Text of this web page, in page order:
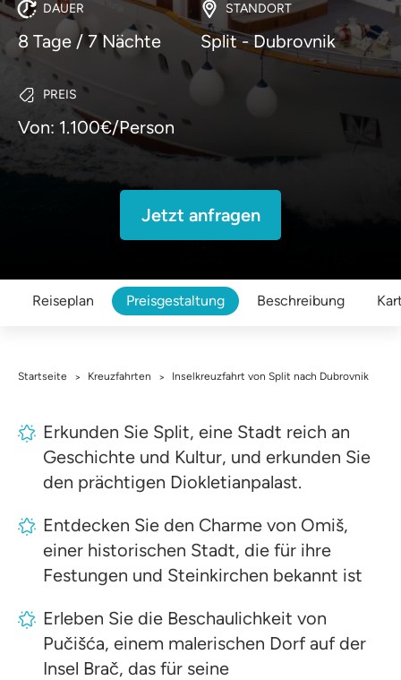
DAUER
8 Tage / 7 Nächte
STANDORT
Split - Dubrovnik
PREIS
Von: 1.100€/Person
Jetzt anfragen
Reiseplan Preisgestaltung Beschreibung
Startseite > Kreuzfahrten > Inselkreuzfahrt von Split nach Dubrovnik
Erkunden Sie Split, eine Stadt reich an
Geschichte und Kultur, und erkunden Sie
den prächtigen Diokletianpalast.
Entdecken Sie den Charme von Omiš,
einer historischen Stadt, die für ihre
Festungen und Steinkirchen bekannt ist
Erleben Sie die Beschaulichkeit von
Pučišća, einem malerischen Dorf auf der
Insel Brač, das für seine